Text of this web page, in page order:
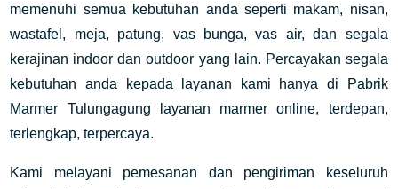
memenuhi semua kebutuhan anda seperti makam, nisan,
wastafel, meja, patung, vas bunga, vas air, dan segala
kerajinan indoor dan outdoor yang lain. Percayakan segala
kebutuhan anda kepada layanan kami hanya di Pabrik
Marmer Tulungagung layanan marmer online, terdepan,
terlengkap, terpercaya.
Kami melayani pemesanan dan pengiriman keseluruh